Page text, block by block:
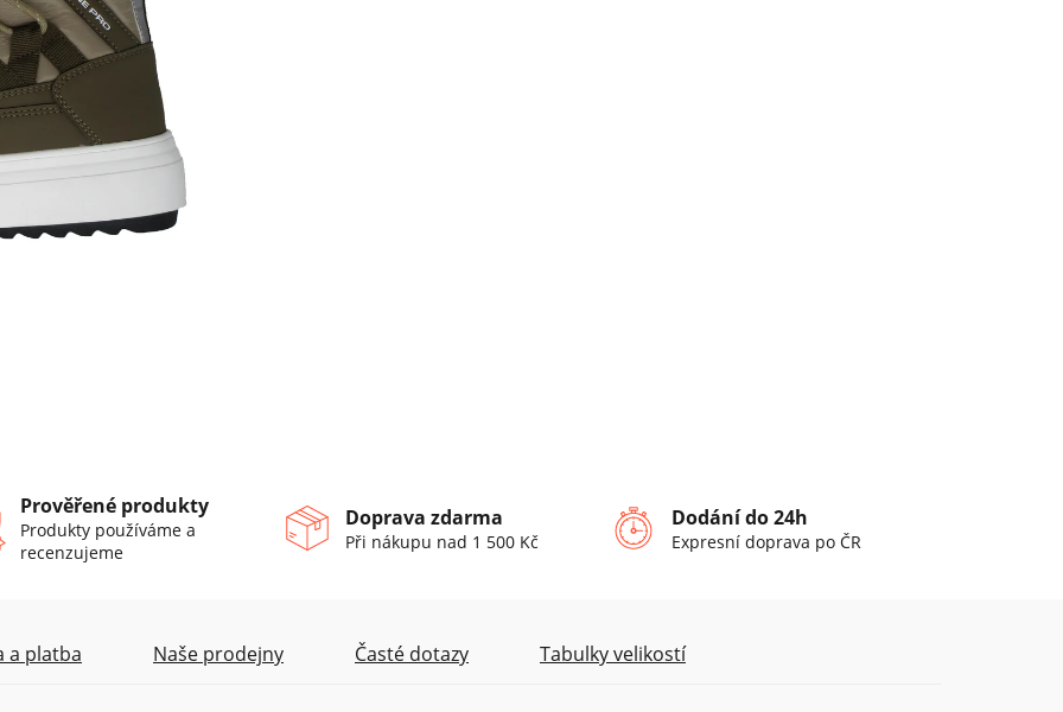
Prověřené produkty
Produkty používáme a
recenzujeme
Doprava zdarma
Při nákupu nad 1 500 Kč
Dodání do 24h
Expresní doprava po ČR
a platba Naše prodejny Časté dotazy Tabulky velikostí